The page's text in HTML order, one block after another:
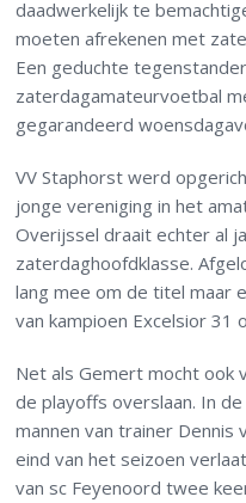
daadwerkelijk te
moeten afrekenen met
Een geduchte
zaterdagamateurvoetbal
gegarandeerd
VV Staphorst werd
jonge vereniging in het
Overijssel draait echter al
zaterdaghoofdklasse.
lang mee om de titel maar
van kampioen Excelsior 31
Net als Gemert mocht ook
de playoffs overslaan. In
mannen van trainer
eind van het seizoen
van sc Feyenoord twee